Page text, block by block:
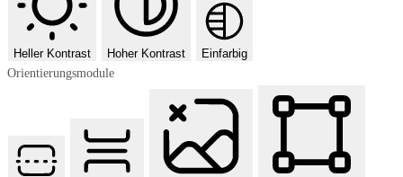
Heller Kontrast Hoher Kontrast
Einfarbig
Orientierungsmodule